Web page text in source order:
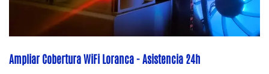
Ampliar Cobertura WiFi Loranca - Asistencia 24h